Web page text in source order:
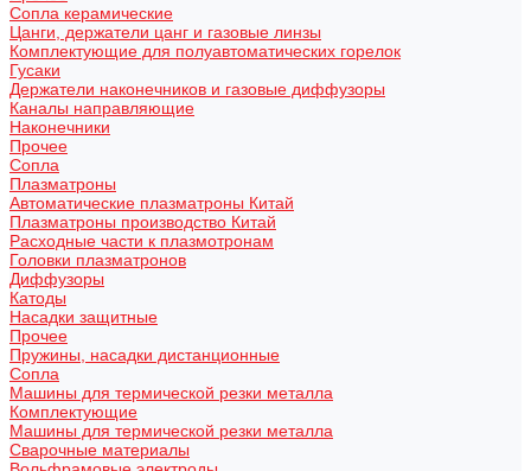
Сопла керамические
Цанги, держатели цанг и газовые линзы
Комплектующие для полуавтоматических горелок
Гусаки
Держатели наконечников и газовые диффузоры
Каналы направляющие
Наконечники
Прочее
Сопла
Плазматроны
Автоматические плазматроны Китай
Плазматроны производство Китай
Расходные части к плазмотронам
Головки плазматронов
Диффузоры
Катоды
Насадки защитные
Прочее
Пружины, насадки дистанционные
Сопла
Машины для термической резки металла
Комплектующие
Машины для термической резки металла
Сварочные материалы